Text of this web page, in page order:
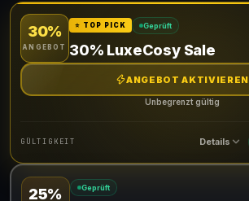
30%
ANGEBOT
⭐ TOP PICK Geprüft
30% LuxeCosy Sale
ANGEBOT AKTIVIEREN
Unbegrenzt gültig
GÜLTIGKEIT Details
25% Geprüft